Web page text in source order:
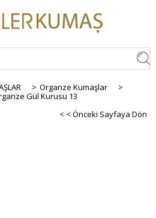
> Organze Kumaşlar
>
Gül Kurusu 13
< < Önceki Sayfaya Dön